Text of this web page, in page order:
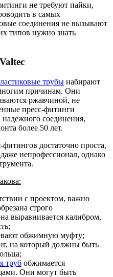
не требуют пайки,
в самых
соединения не вызывают
типов нужно знать
трубы набирают
причинам. Они
ржавчиной, не
пресс-фитинги
соединения,
более 50 лет.
достаточно проста,
непрофессионал, однако
с проектом, важно
строго
выравнивается калибром,
обжимную муфту;
на который должны быть
труб обжимается
Они могут быть